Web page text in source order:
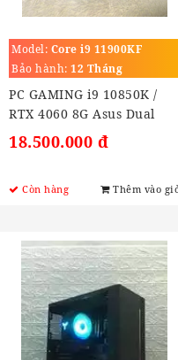
Model: Core i9 11900KF
(3.5GHz turbo 5.3Ghz)
Bảo hành: 12 Tháng
PC GAMING i9 10850K /
RTX 4060 8G Asus Dual
18.500.000 đ
Còn hàng Thêm vào